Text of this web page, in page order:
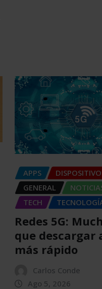
APPS
GENERAL
TECH
Redes 5G:
que descargar
más rápido
Carlos Conde
Ago 5, 2026